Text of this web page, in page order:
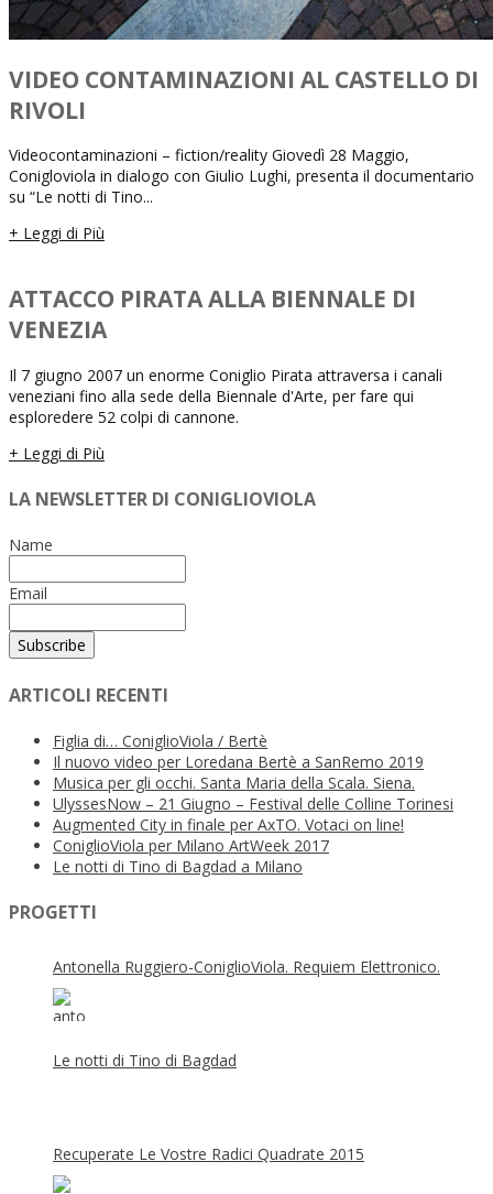
VIDEO CONTAMINAZIONI AL CASTELLO DI
RIVOLI
Videocontaminazioni – fiction/reality Giovedì 28 Maggio,
Conigloviola in dialogo con Giulio Lughi, presenta il documentario
su “Le notti di Tino...
+ Leggi di Più
ATTACCO PIRATA ALLA BIENNALE DI
VENEZIA
Il 7 giugno 2007 un enorme Coniglio Pirata attraversa i canali
veneziani fino alla sede della Biennale d'Arte, per fare qui
esploredere 52 colpi di cannone.
+ Leggi di Più
LA NEWSLETTER DI CONIGLIOVIOLA
Name
Email
ARTICOLI RECENTI
Figlia di… ConiglioViola / Bertè
Il nuovo video per Loredana Bertè a SanRemo 2019
Musica per gli occhi. Santa Maria della Scala. Siena.
UlyssesNow – 21 Giugno – Festival delle Colline Torinesi
Augmented City in finale per AxTO. Votaci on line!
ConiglioViola per Milano ArtWeek 2017
Le notti di Tino di Bagdad a Milano
PROGETTI
Antonella Ruggiero-ConiglioViola. Requiem Elettronico.
Le notti di Tino di Bagdad
Recuperate Le Vostre Radici Quadrate 2015